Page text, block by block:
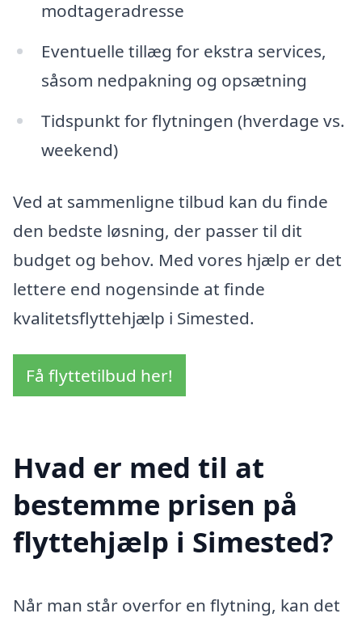
modtageradresse
Eventuelle tillæg for ekstra services,
såsom nedpakning og opsætning
Tidspunkt for flytningen (hverdage vs.
weekend)
Ved at sammenligne tilbud kan du finde
den bedste løsning, der passer til dit
budget og behov. Med vores hjælp er det
lettere end nogensinde at finde
kvalitetsflyttehjælp i Simested.
Få flyttetilbud her!
Hvad er med til at
bestemme prisen på
flyttehjælp i Simested?
Når man står overfor en flytning, kan det